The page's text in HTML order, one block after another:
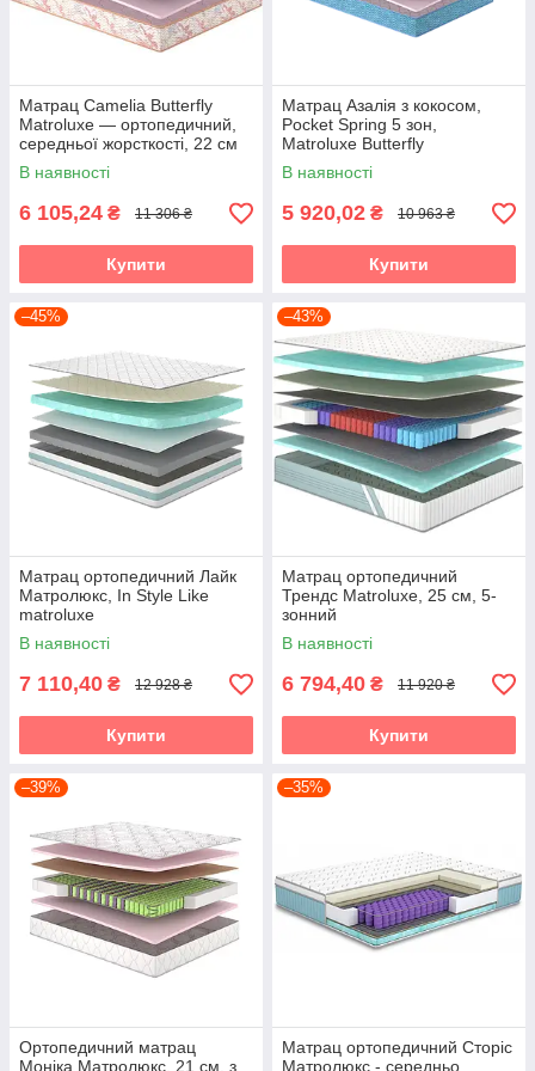
Матрац Camelia Butterfly
Matroluxe — ортопедичний,
середньої жорсткості, 22 см
(Камелія)
В наявності
6 105,24 ₴ 11 306 ₴
Купити
Матрац Азалія з кокосом,
Pocket Spring 5 зон,
Matroluxe Butterfly
В наявності
5 920,02 ₴ 10 963 ₴
Купити
–45%
Матрац ортопедичний Лайк
Матролюкс, In Style Like
matroluxe
В наявності
7 110,40 ₴ 12 928 ₴
Купити
–43%
Матрац ортопедичний
Трендс Matroluxe, 25 см, 5-
зонний
В наявності
6 794,40 ₴ 11 920 ₴
Купити
–39%
Ортопедичний матрац
Моніка Матролюкс, 21 см, з
–35%
Матрац ортопедичний Сторіс
Матролюкс - середньо